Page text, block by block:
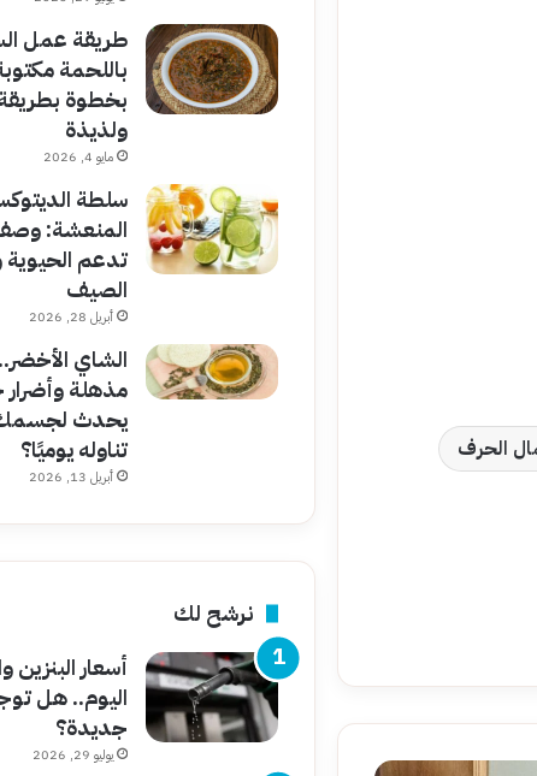
الحرف
طريقة عمل
باللحمة
بخطوة
ولذيذة
مايو 4, 2026
سلطة
المنعشة:
تدعم
الصيف
أبريل 28, 2026
الشاي
مذهلة وأضرار
يحدث
تناوله يوميًا؟
أبريل 13, 2026
نرشح لك
أسعار البنزين
اليوم.. هل
جديدة؟
يوليو 29, 2026